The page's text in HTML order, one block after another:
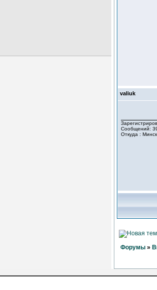
valiuk
Сообщений:
Откуда : Минск
Форумы »